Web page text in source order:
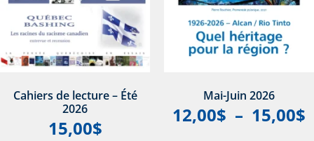
Cahiers de lecture – Été
2026
15,00$
Mai-Juin 2026
12,00$ – 15,00$